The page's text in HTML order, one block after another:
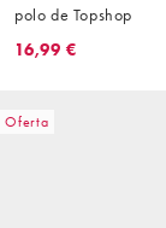
polo de Topshop
16,99 €
Oferta